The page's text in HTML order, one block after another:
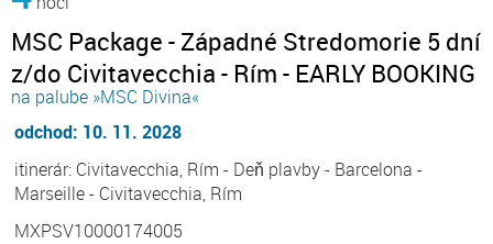
MSC Package - Západné Stredomorie 5 dní
z/do Civitavecchia - Rím - EARLY BOOKING
na palube »MSC Divina«
odchod: 10. 11. 2028
itinerár: Civitavecchia, Rím - Deň plavby - Barcelona -
Marseille - Civitavecchia, Rím
MXPSV10000174005